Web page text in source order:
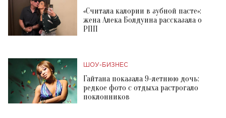
«Считала калории в зубной пасте»:
жена Алека Болдуина рассказала о
РПП
ШОУ-БИЗНЕС
Гайтана показала 9-летнюю дочь:
редкое фото с отдыха растрогало
поклонников